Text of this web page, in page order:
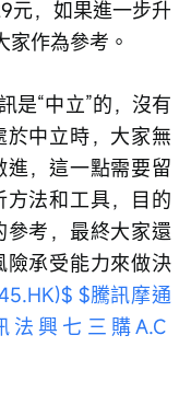
元，如果進一步升
作為參考。
是“中立”的，沒有
中立時，大家無
，這一點需要留
法和工具，目的
考，最終大家還
險承受能力來做決
$騰訊摩通
法興七三購A.C